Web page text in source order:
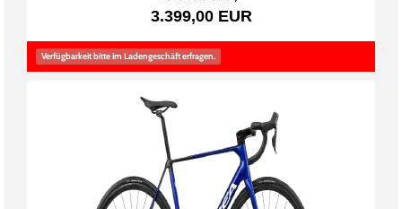
3.399,00 EUR
Verfügbarkeit bitte im Ladengeschäft erfragen.